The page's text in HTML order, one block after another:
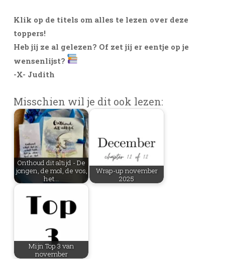
Klik op de titels om alles te lezen over deze
toppers!
Heb jij ze al gelezen? Of zet jij er eentje op je
wensenlijst?
-X- Judith
Misschien wil je dit ook lezen:
Onthoud dit altijd - De
jongen, de mol, de vos,
het…
Wrap-up november
2025
Mijn Top 3 van
november